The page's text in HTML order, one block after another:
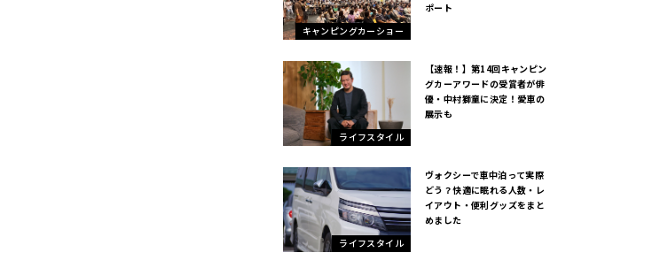
キャンピングカーショー
ポート
ライフスタイル
【速報！】第14回キャンピン
グカーアワードの受賞者が俳
優・中村獅童に決定！愛車の
展示も
ライフスタイル
ヴォクシーで車中泊って実際
どう？快適に眠れる人数・レ
イアウト・便利グッズをまと
めました